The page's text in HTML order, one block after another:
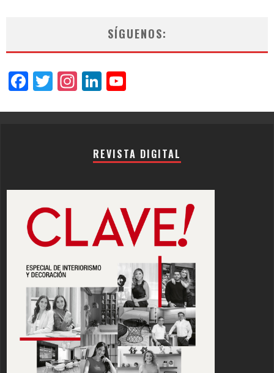
SÍGUENOS:
Facebook
Twitter
Instagram
LinkedIn
REVISTA DIGITAL